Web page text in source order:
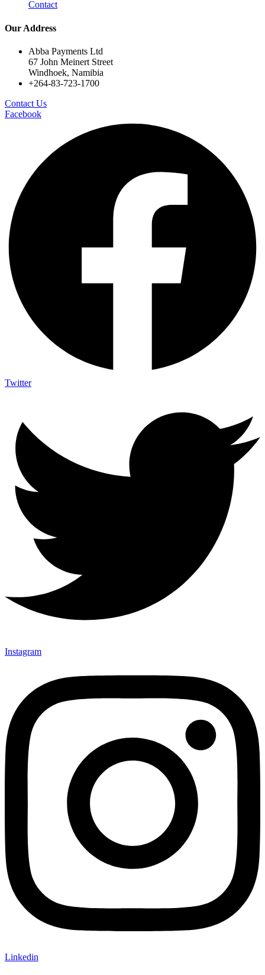
Contact
Our Address
Abba Payments Ltd
67 John Meinert Street
Windhoek, Namibia
+264-83-723-1700
Contact Us
Facebook
Twitter
Instagram
Linkedin